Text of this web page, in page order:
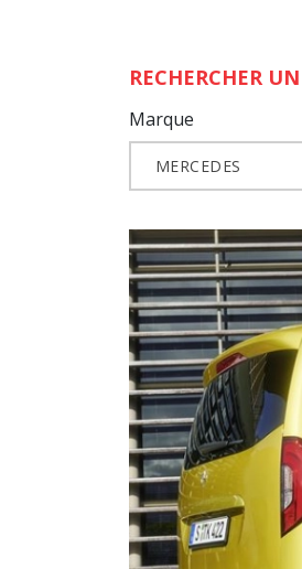
RECHERCHER
Marque
MERCEDES